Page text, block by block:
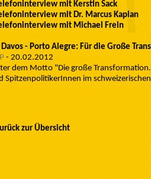
mit Kerstin Sack
mit Dr. Marcus Kaplan
mit Michael Frein
Davos - Porto Alegre: Für die Große
- ‎20.02.2012‎
dem Motto "Die große
SpitzenpolitikerInnen im
zur Übersicht